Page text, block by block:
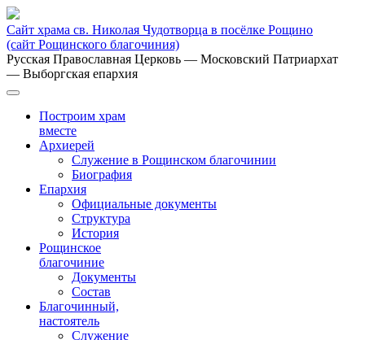
Сайт храма св. Николая Чудотворца в посёлке Рощино
(сайт Рощинского благочиния)
Русская Православная Церковь — Московский Патриархат
— Выборгская епархия
Построим храм
вместе
Архиерей
Служение в Рощинском благочинии
Биография
Епархия
Официальные документы
Структура
История
Рощинское
благочиние
Документы
Состав
Благочинный,
настоятель
Служение